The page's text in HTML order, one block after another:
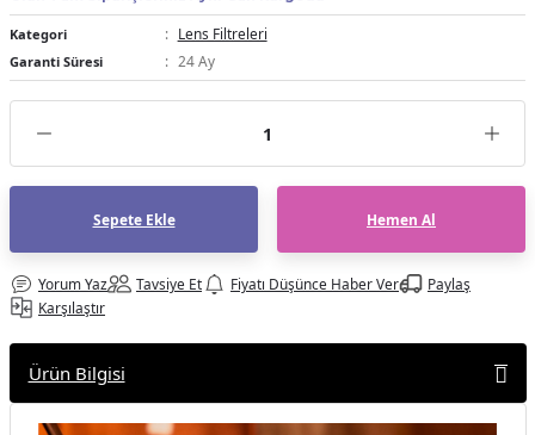
Makinesi
Kategori Lens Filtreleri
Garanti Süresi 24 Ay
Sepete Ekle Hemen Al
Yorum Yaz Tavsiye Et Fiyatı Düşünce Haber Ver
Paylaş
Karşılaştır
Ürün Bilgisi